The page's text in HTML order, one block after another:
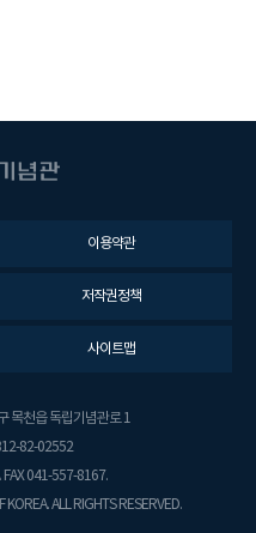
이용약관
저작권정책
사이트맵
목천읍 독립기념관로 1
82-02552
041-557-8167.
ALL RIGHTS RESERVED.